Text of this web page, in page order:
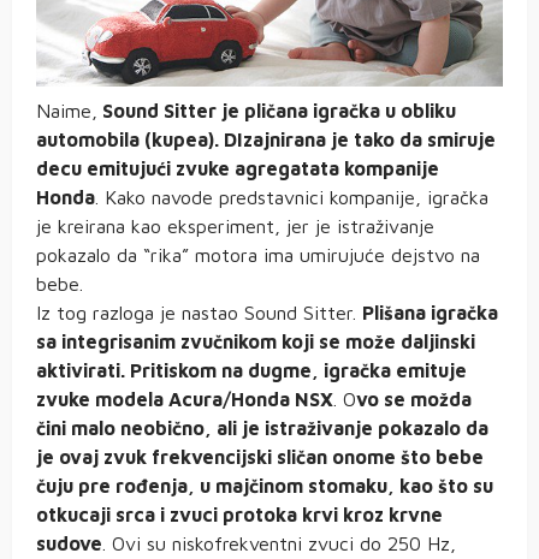
Naime,
Sound Sitter je pličana igračka u obliku
automobila (kupea). DIzajnirana je tako da smiruje
decu emitujući zvuke agregatata kompanije
Honda . Kako navode predstavnici kompanije, igračka
je kreirana kao eksperiment, jer je istraživanje
pokazalo da “rika” motora ima umirujuće dejstvo na
bebe.
Iz tog razloga je nastao Sound Sitter. Plišana igračka
sa integrisanim zvučnikom koji se može daljinski
aktivirati. Pritiskom na dugme, igračka emituje
zvuke modela Acura/Honda NSX . Ovo se možda
čini malo neobično, ali je istraživanje pokazalo da
je ovaj zvuk frekvencijski sličan onome što bebe
čuju pre rođenja, u majčinom stomaku, kao što su
otkucaji srca i zvuci protoka krvi kroz krvne
sudove . Ovi su niskofrekventni zvuci do 250 Hz,